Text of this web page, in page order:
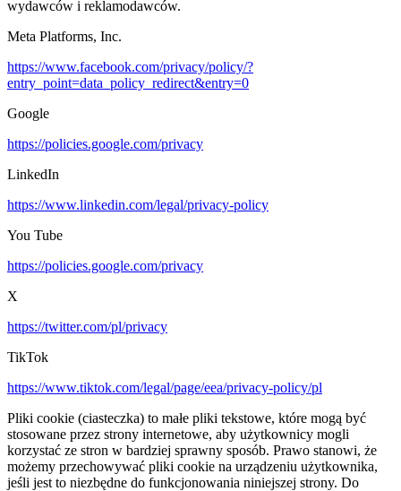
wydawców i reklamodawców.
Meta Platforms, Inc.
https://www.facebook.com/privacy/policy/?
entry_point=data_policy_redirect&entry=0
Google
https://policies.google.com/privacy
LinkedIn
https://www.linkedin.com/legal/privacy-policy
You Tube
https://policies.google.com/privacy
X
https://twitter.com/pl/privacy
TikTok
https://www.tiktok.com/legal/page/eea/privacy-policy/pl
Pliki cookie (ciasteczka) to małe pliki tekstowe, które mogą być
stosowane przez strony internetowe, aby użytkownicy mogli
korzystać ze stron w bardziej sprawny sposób. Prawo stanowi, że
możemy przechowywać pliki cookie na urządzeniu użytkownika,
jeśli jest to niezbędne do funkcjonowania niniejszej strony. Do